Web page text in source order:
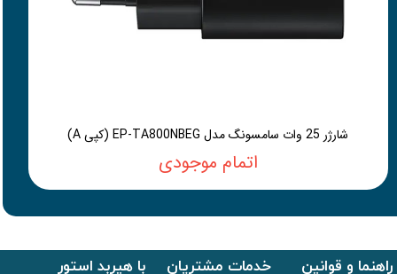
شارژر 25 وات سامسونگ مدل EP-TA800NBEG (کپی A)
اتمام موجودی
راهنما و قوانین خدمات مشتریان با هیربد استور